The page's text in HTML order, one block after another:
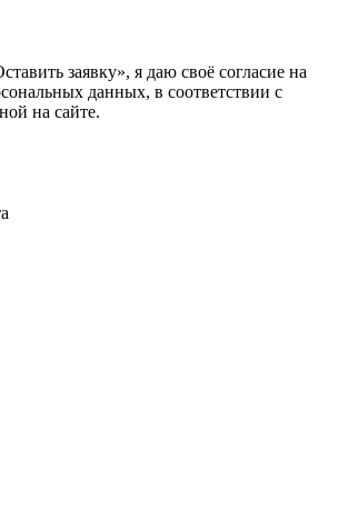
заявку», я даю своё согласие на
данных, в соответствии с
на сайте.